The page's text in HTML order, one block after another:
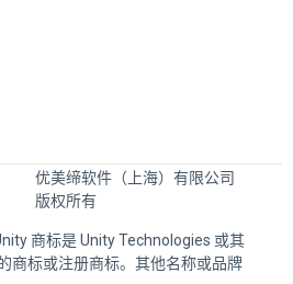
优美缔软件（上海）有限公司
版权所有
商标是 Unity Technologies 或其
商标或注册商标。其他名称或品牌